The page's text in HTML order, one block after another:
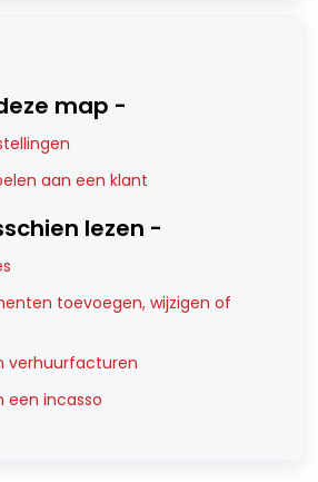
map -
aan een klant
lezen -
toevoegen, wijzigen of
verhuurfacturen
een incasso